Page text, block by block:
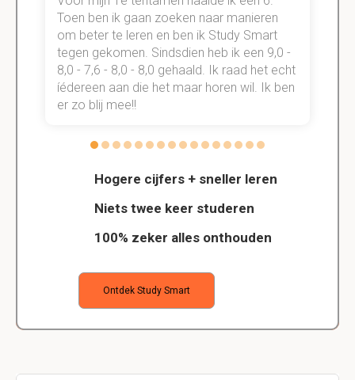
Hogere cijfers + sneller leren
Niets twee keer studeren
100% zeker alles onthouden
Ontdek Study Smart
Toen ben ik gaan zoeken naar manieren
om beter te leren en ben ik Study Smart
tegen gekomen. Sindsdien heb ik een 9,0 -
8,0 - 7,6 - 8,0 - 8,0 gehaald. Ik raad het echt
íédereen aan die het maar horen wil. Ik ben
er zo blij mee!!